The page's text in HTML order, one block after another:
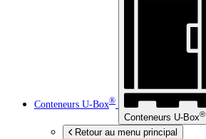
Conteneurs U-Box®
Conteneurs U-Box®
Retour au menu principal